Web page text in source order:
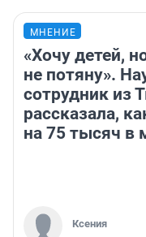
МНЕНИЕ
«Хочу детей,
не потяну».
сотрудник из
рассказала,
на 75 тысяч в
Ксения